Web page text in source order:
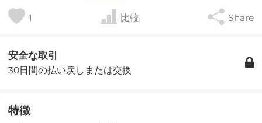
1 比較 Share
安全な取引
30日間の払い戻しまたは交換
特徴